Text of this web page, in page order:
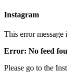
Instagram
This error
Error: No feed
Please go to the